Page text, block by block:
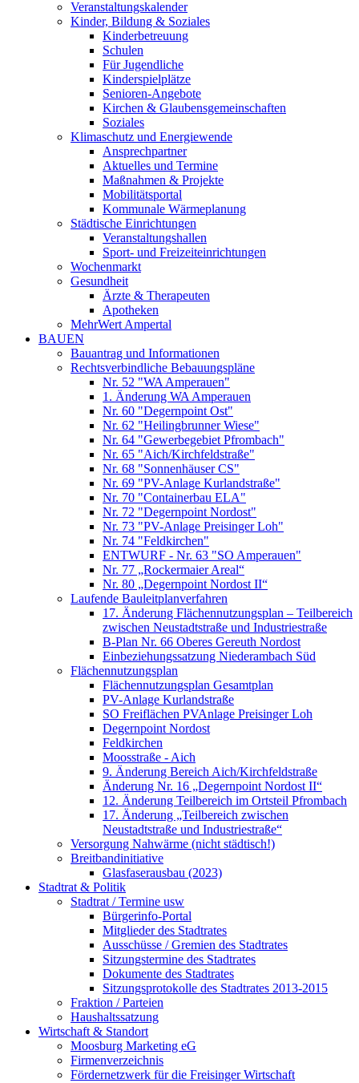
Veranstaltungskalender
Kinder, Bildung & Soziales
Kinderbetreuung
Schulen
Für Jugendliche
Kinderspielplätze
Senioren-Angebote
Kirchen & Glaubensgemeinschaften
Soziales
Klimaschutz und Energiewende
Ansprechpartner
Aktuelles und Termine
Maßnahmen & Projekte
Mobilitätsportal
Kommunale Wärmeplanung
Städtische Einrichtungen
Veranstaltungshallen
Sport- und Freizeiteinrichtungen
Wochenmarkt
Gesundheit
Ärzte & Therapeuten
Apotheken
MehrWert Ampertal
BAUEN
Bauantrag und Informationen
Rechtsverbindliche Bebauungspläne
Nr. 52 "WA Amperauen"
1. Änderung WA Amperauen
Nr. 60 "Degernpoint Ost"
Nr. 62 "Heilingbrunner Wiese"
Nr. 64 "Gewerbegebiet Pfrombach"
Nr. 65 "Aich/Kirchfeldstraße"
Nr. 68 "Sonnenhäuser CS"
Nr. 69 "PV-Anlage Kurlandstraße"
Nr. 70 "Containerbau ELA"
Nr. 72 "Degernpoint Nordost"
Nr. 73 "PV-Anlage Preisinger Loh"
Nr. 74 "Feldkirchen"
ENTWURF - Nr. 63 "SO Amperauen"
Nr. 77 „Rockermaier Areal“
Nr. 80 „Degernpoint Nordost II“
Laufende Bauleitplanverfahren
17. Änderung Flächennutzungsplan – Teilbereich
zwischen Neustadtstraße und Industriestraße
B-Plan Nr. 66 Oberes Gereuth Nordost
Einbeziehungssatzung Niederambach Süd
Flächennutzungsplan
Flächennutzungsplan Gesamtplan
PV-Anlage Kurlandstraße
SO Freiflächen PV­Anlage Preisinger Loh
Degernpoint Nordost
Feldkirchen
Moosstraße - Aich
9. Änderung Bereich Aich/Kirchfeldstraße
Änderung Nr. 16 „Degernpoint Nordost II“
12. Änderung Teilbereich im Ortsteil Pfrombach
17. Änderung „Teilbereich zwischen
Neustadtstraße und Industriestraße“
Versorgung Nahwärme (nicht städtisch!)
Breitbandinitiative
Glasfaserausbau (2023)
Stadtrat & Politik
Stadtrat / Termine usw
Bürgerinfo-Portal
Mitglieder des Stadtrates
Ausschüsse / Gremien des Stadtrates
Sitzungstermine des Stadtrates
Dokumente des Stadtrates
Sitzungsprotokolle des Stadtrates 2013-2015
Fraktion / Parteien
Haushaltssatzung
Wirtschaft & Standort
Moosburg Marketing eG
Firmenverzeichnis
Fördernetzwerk für die Freisinger Wirtschaft